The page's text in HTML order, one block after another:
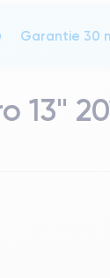
Garantie 30
13"